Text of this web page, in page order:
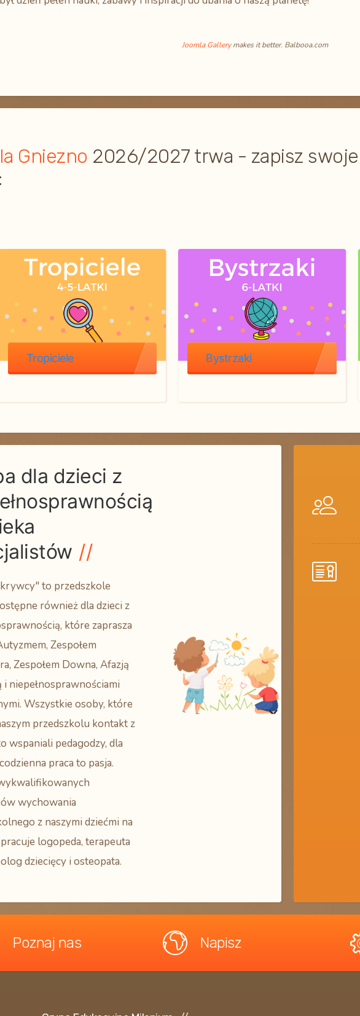
Joomla Gallerymakes it better. Balbooa.com
Gniezno 2026/2027 trwa - zapisz
Tropiciele Bystrzaki
dla dzieci z
to przedszkole
również dla dzieci z
które zaprasza
Zespołem
Zespołem Downa, Afazją
niepełnosprawnościami
Wszystkie osoby, które
przedszkolu kontakt z
wspaniali pedagodzy, dla
praca to pasja.
wychowania
z naszymi dziećmi na
logopeda, terapeuta
dziecięcy i osteopata.
Poznaj nas Napisz